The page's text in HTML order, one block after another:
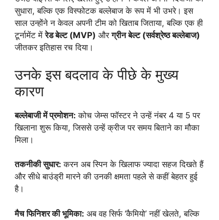
सुधारा, बल्कि एक विस्फोटक बल्लेबाज के रूप में भी उभरे। इस
साल उन्होंने न केवल अपनी टीम को खिताब जिताया, बल्कि एक ही
टूर्नामेंट मेंरेड बेल्ट (MVP) औरग्रीन बेल्ट (सर्वश्रेष्ठ बल्लेबाज)
जीतकर इतिहास रच दिया।
उनके इस बदलाव के पीछे के मुख्य
कारण
बल्लेबाजी में प्रमोशन: कोच जेम्स फॉस्टर ने उन्हें नंबर 4 या 5 पर
खिलाना शुरू किया, जिससे उन्हें क्रीज पर समय बिताने का मौका
मिला।
तकनीकी सुधार: करन अब स्पिन के खिलाफ ज्यादा सहज दिखते हैं
और सीधे बाउंड्री मारने की उनकी क्षमता पहले से कहीं बेहतर हुई
है।
मैच फिनिशर की भूमिका: अब वह सिर्फ ‘कैमियो’ नहीं खेलते, बल्कि